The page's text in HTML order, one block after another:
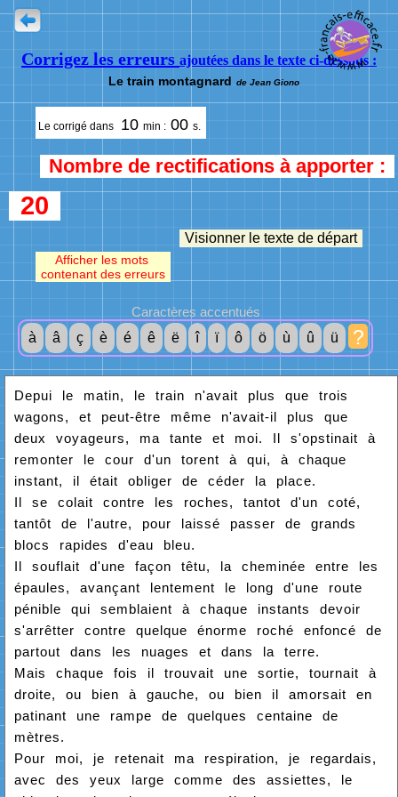
Corrigez les erreurs ajoutées dans le texte ci-dessous :
Le train montagnard de Jean Giono
Le corrigé dans 10 min : 00 s.
Nombre de rectifications à apporter :
20
Visionner le texte de départ
Afficher les mots
contenant des erreurs
Caractères accentués
à
â ç è é ê ë î ï ô ö ù û ü ?